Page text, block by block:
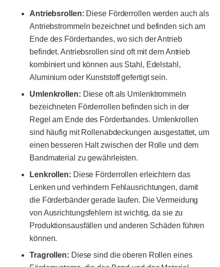
Antriebsrollen: Diese Förderrollen werden auch als
Antriebstrommeln bezeichnet und befinden sich am
Ende des Förderbandes, wo sich der Antrieb
befindet. Antriebsrollen sind oft mit dem Antrieb
kombiniert und können aus Stahl, Edelstahl,
Aluminium oder Kunststoff gefertigt sein.
Umlenkrollen: Diese oft als Umlenktrommeln
bezeichneten Förderrollen befinden sich in der
Regel am Ende des Förderbandes. Umlenkrollen
sind häufig mit Rollenabdeckungen ausgestattet, um
einen besseren Halt zwischen der Rolle und dem
Bandmaterial zu gewährleisten.
Lenkrollen: Diese Förderrollen erleichtern das
Lenken und verhindern Fehlausrichtungen, damit
die Förderbänder gerade laufen. Die Vermeidung
von Ausrichtungsfehlern ist wichtig, da sie zu
Produktionsausfällen und anderen Schäden führen
können.
Tragrollen: Diese sind die oberen Rollen eines